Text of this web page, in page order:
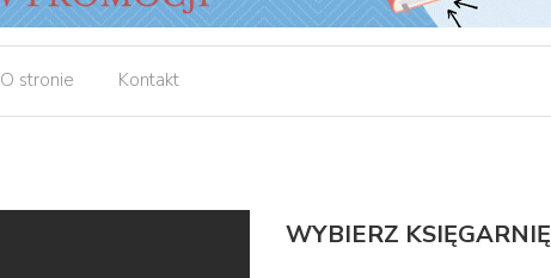
O stronie Kontakt
WYBIERZ KSIĘGARNIĘ